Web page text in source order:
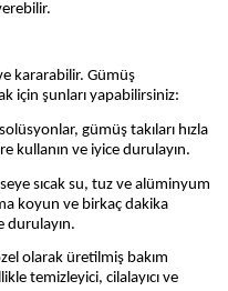
kararabilir. Gümüş
için şunları yapabilirsiniz:
gümüş takıları hızla
kullanın ve iyice durulayın.
sıcak su, tuz ve alüminyum
koyun ve birkaç dakika
durulayın.
olarak üretilmiş bakım
temizleyici, cilalayıcı ve